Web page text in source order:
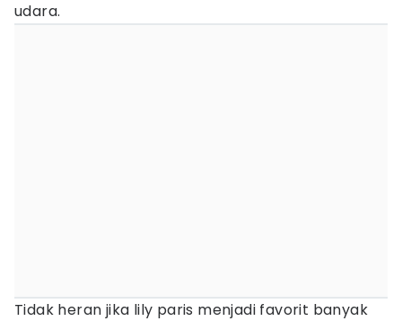
udara.
Tidak heran jika lily paris menjadi favorit banyak